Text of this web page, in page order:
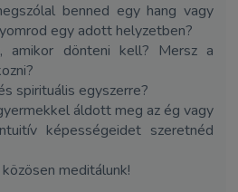
benned egy hang vagy
egy adott helyzetben?
amikor dönteni kell? Mersz a
spirituális egyszerre?
áldott meg az ég vagy
képességeidet szeretnéd
meditálunk!